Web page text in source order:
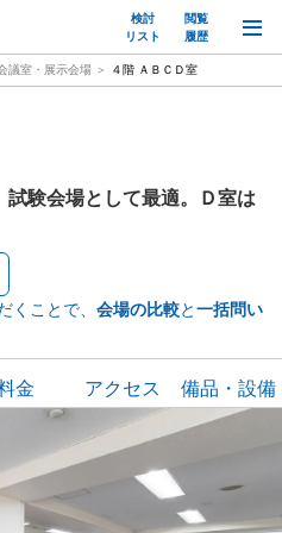
検討
リスト
閲覧
履歴
議室・展示会場 ４階 ＡＢＣＤ室
験会場として最適。Ｄ室は
くことで、 会場の比較と一括問い
金 アクセス 備品・設備